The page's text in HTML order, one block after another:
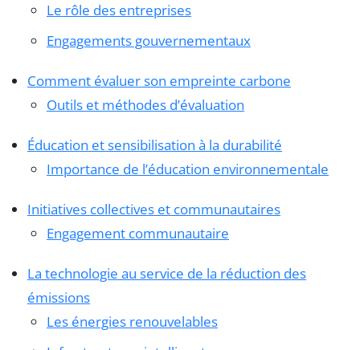
Le rôle des entreprises
Engagements gouvernementaux
Comment évaluer son empreinte carbone
Outils et méthodes d’évaluation
Éducation et sensibilisation à la durabilité
Importance de l’éducation environnementale
Initiatives collectives et communautaires
Engagement communautaire
La technologie au service de la réduction des
émissions
Les énergies renouvelables